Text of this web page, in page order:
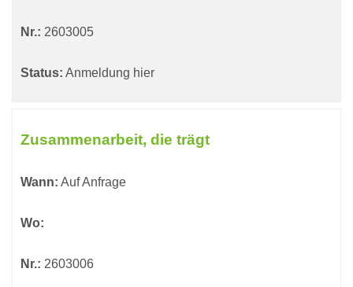
Nr.: 2603005
Status: Anmeldung hier
Zusammenarbeit, die trägt
Wann: Auf Anfrage
Wo:
Nr.: 2603006